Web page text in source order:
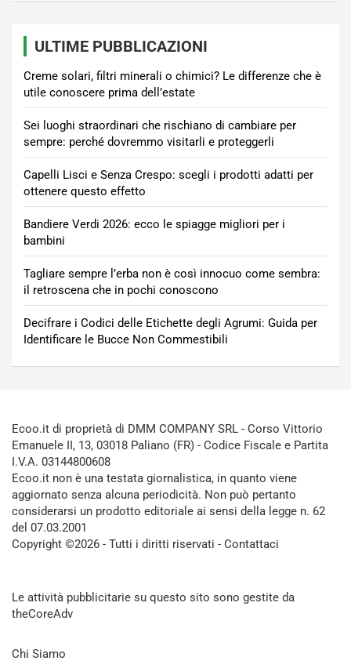
ULTIME PUBBLICAZIONI
Creme solari, filtri minerali o chimici? Le differenze che è
utile conoscere prima dell’estate
Sei luoghi straordinari che rischiano di cambiare per
sempre: perché dovremmo visitarli e proteggerli
Capelli Lisci e Senza Crespo: scegli i prodotti adatti per
ottenere questo effetto
Bandiere Verdi 2026: ecco le spiagge migliori per i
bambini
Tagliare sempre l’erba non è così innocuo come sembra:
il retroscena che in pochi conoscono
Decifrare i Codici delle Etichette degli Agrumi: Guida per
Identificare le Bucce Non Commestibili
Ecoo.it di proprietà di DMM COMPANY SRL - Corso Vittorio
Emanuele II, 13, 03018 Paliano (FR) - Codice Fiscale e Partita
I.V.A. 03144800608
Ecoo.it non è una testata giornalistica, in quanto viene
aggiornato senza alcuna periodicità. Non può pertanto
considerarsi un prodotto editoriale ai sensi della legge n. 62
del 07.03.2001
Copyright ©2026 - Tutti i diritti riservati - Contattaci
Le attività pubblicitarie su questo sito sono gestite da
theCoreAdv
Chi Siamo